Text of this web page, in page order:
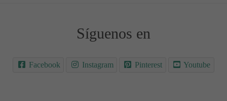
Síguenos en
Facebook Instagram Pinterest Youtube